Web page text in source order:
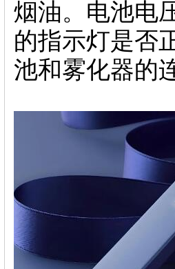
烟油。电池电
的指示灯是否
池和雾化器的